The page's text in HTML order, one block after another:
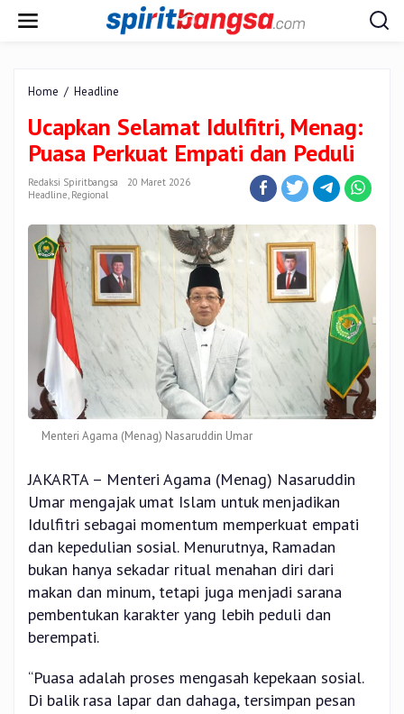
Home / Headline
Idulfitri,
Menag:
Puasa
Perkuat
Peduli
Ucapkan Selamat Idulfitri, Menag:
Puasa Perkuat Empati dan Peduli
Redaksi Spiritbangsa
20 Maret 2026
Headline, Regional
Menteri Agama (Menag) Nasaruddin Umar
JAKARTA – Menteri Agama (Menag) Nasaruddin
Umar mengajak umat Islam untuk menjadikan
Idulfitri sebagai momentum memperkuat empati
dan kepedulian sosial. Menurutnya, Ramadan
bukan hanya sekadar ritual menahan diri dari
makan dan minum, tetapi juga menjadi sarana
pembentukan karakter yang lebih peduli dan
berempati.
“Puasa adalah proses mengasah kepekaan sosial.
Di balik rasa lapar dan dahaga, tersimpan pesan